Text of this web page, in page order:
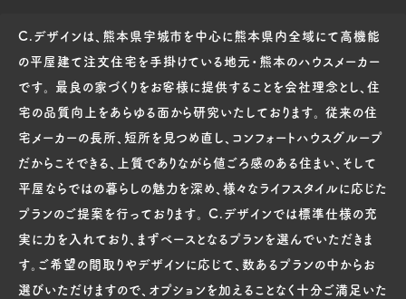
C.デザインは、熊本県宇城市を中心に熊本県内全域にて高機能
の平屋建て注文住宅を手掛けている地元・熊本のハウスメーカー
です。 最良の家づくりをお客様に提供することを会社理念とし、住
宅の品質向上をあらゆる面から研究いたしております。 従来の住
宅メーカーの長所、短所を見つめ直し、コンフォートハウスグループ
だからこそできる、上質でありながら値ごろ感のある住まい、そして
平屋ならではの暮らしの魅力を深め、様々なライフスタイルに応じた
プランのご提案を行っております。 C.デザインでは標準仕様の充
実に力を入れており、まずベースとなるプランを選んでいただきま
す。ご希望の間取りやデザインに応じて、数あるプランの中からお
選びいただけますので、オプションを加えることなく十分ご満足いた